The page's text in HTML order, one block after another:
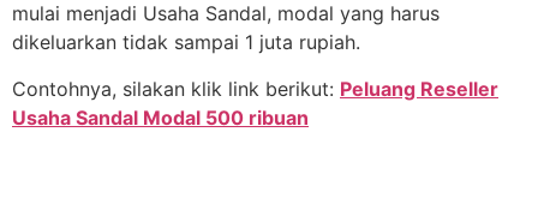
mulai menjadi Usaha Sandal, modal yang harus
dikeluarkan tidak sampai 1 juta rupiah.
Contohnya, silakan klik link berikut: Peluang Reseller
Usaha Sandal Modal 500 ribuan